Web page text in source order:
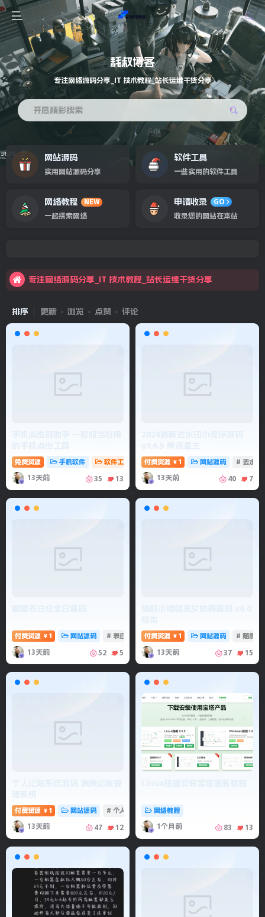
耗叔博客
专注网络源码分享_IT 技术教程_站长运维干货分享
开启精彩搜索
网站源码
实用网站源码分享
软件工具
一些实用的软件工具
网络教程 NEW
一起探索网络
申请收录 GO
收录您的网站在本站
专注网络源码分享_IT 技术教程_站长运维干货分享
排序
更新 浏览 点赞 评论
免费资源 手机软件 软件工具 # 点击器助手 # 手机点击 # 点击工具
13天前 35 13
付费资源 ￥ 1 网站源码 # 去水印
13天前 40 7
付费资源 ￥ 1 网站源码 # 表白纪念日 # 表白源码
13天前 52 5
付费资源 ￥ 1 网站源码 # 随机跳
13天前 37 15
付费资源 ￥ 1 网站源码 # 个人记账 # 记账系统
13天前 47 12
网络教程
1个月前 83 13